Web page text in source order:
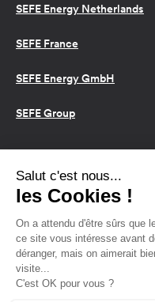
SEFE Energy Netherlands
SEFE France
SEFE Energy GmbH
SEFE Group
Conditions d’utilisation
Cookies